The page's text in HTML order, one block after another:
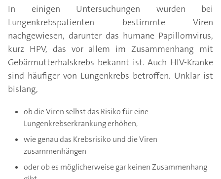
In einigen Untersuchungen wurden bei
Lungenkrebspatienten bestimmte Viren
nachgewiesen, darunter das humane Papillomvirus,
kurz HPV, das vor allem im Zusammenhang mit
Gebärmutterhalskrebs bekannt ist. Auch HIV-Kranke
sind häufiger von Lungenkrebs betroffen. Unklar ist
bislang,
ob die Viren selbst das Risiko für eine
Lungenkrebserkrankung erhöhen,
wie genau das Krebsrisiko und die Viren
zusammenhängen
oder ob es möglicherweise gar keinen Zusammenhang